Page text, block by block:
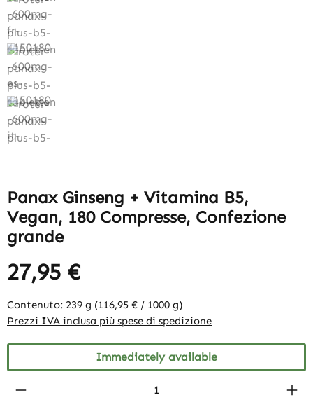
Panax Ginseng + Vitamina B5,
Vegan, 180 Compresse, Confezione
grande
27,95 €
Contenuto: 239 g (116,95 € / 1000 g)
Prezzi IVA inclusa più spese di spedizione
Immediately available
Product Quantity: Enter the desired